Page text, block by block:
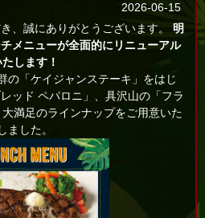
2026-06-15
、誠にありがとうございます。 明
メニューが全面的にリニューアル
たします！
の「ケイジャンステーキ」をはじ
ッド ペパロニ」、具沢山の「フラ
満足のラインナップをご用意いた
しました。